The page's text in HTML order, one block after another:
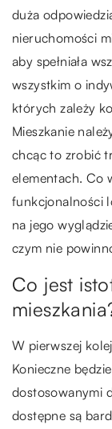
duża
nieruchomości
aby spełniała
wszystkim o
których zależy
Mieszkanie
chcąc to zrobić
elementach. Co
funkcjonalności
na jego
czym nie
Co jest
W pierwszej
Konieczne
dostosowanymi
dostępne są